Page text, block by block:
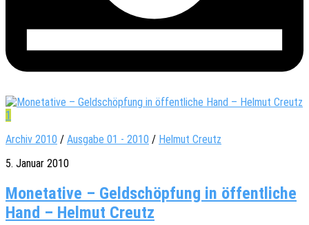
1
Archiv 2010 / Ausgabe 01 - 2010 / Helmut Creutz
5. Januar 2010
Monetative – Geldschöpfung in öffentliche
Hand – Helmut Creutz